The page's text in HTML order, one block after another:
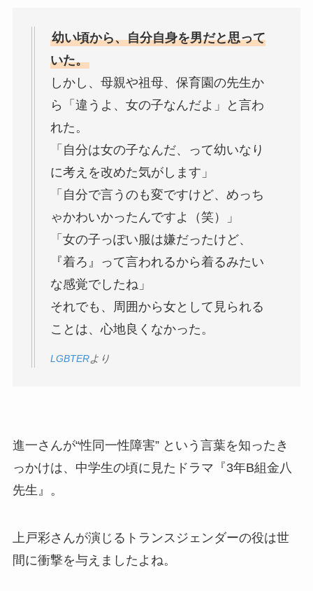
幼い頃から、自分自身を男だと思って
いた。
しかし、母親や祖母、保育園の先生か
ら「違うよ、女の子なんだよ」と言わ
れた。
「自分は女の子なんだ、って幼いなり
に考えを改めた気がします」
「自分で言うのも変ですけど、めっち
ゃかわいかったんですよ（笑）」
「女の子っぽい服は嫌だったけど、
『着ろ』って言われるから着るみたい
な感覚でしたね」
それでも、周囲から女として見られる
ことは、心地良くなかった。
LGBTERより
進一さんが“性同一性障害” という言葉を知ったき
っかけは、中学生の頃に見たドラマ『3年B組金八
先生』。
上戸彩さんが演じるトランスジェンダーの役は世
間に衝撃を与えましたよね。